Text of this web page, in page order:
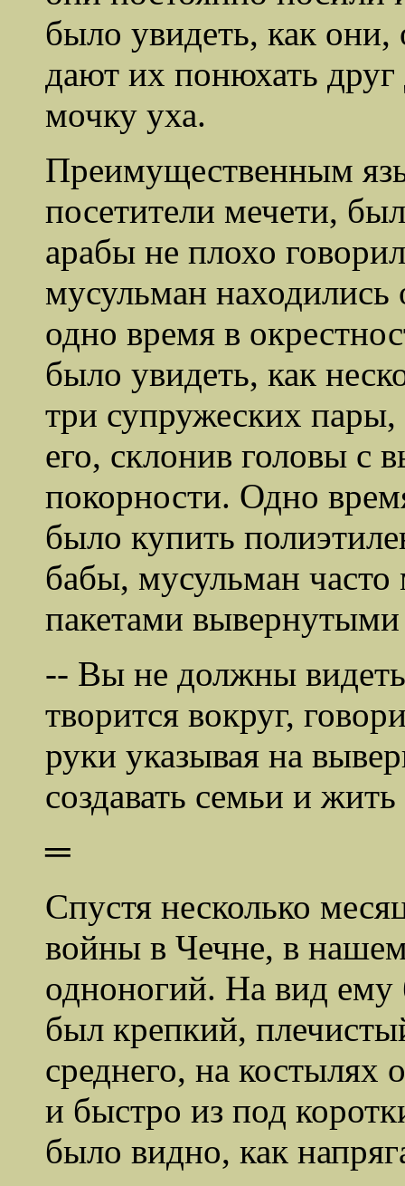
было увидеть, как они,
дают их понюхать
мочку уха.
Преимущественным
посетители мечети,
арабы не плохо
мусульман
одно время в
было увидеть, как
три супружеских
его, склонив головы с
покорности. Одно
было купить
бабы, мусульман
пакетами вывернутыми
-- Вы не должны видеть
творится вокруг,
руки указывая на
создавать семьи и жить
═
Спустя несколько
войны в Чечне, в нашем
одноногий. На вид ему
был крепкий,
среднего, на костылях
и быстро из под
было видно, как